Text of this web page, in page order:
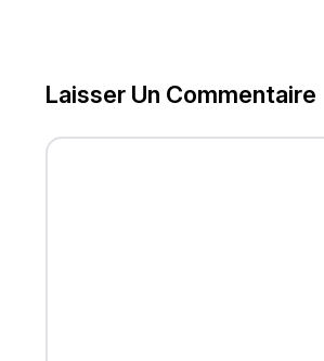
Laisser Un Commentaire